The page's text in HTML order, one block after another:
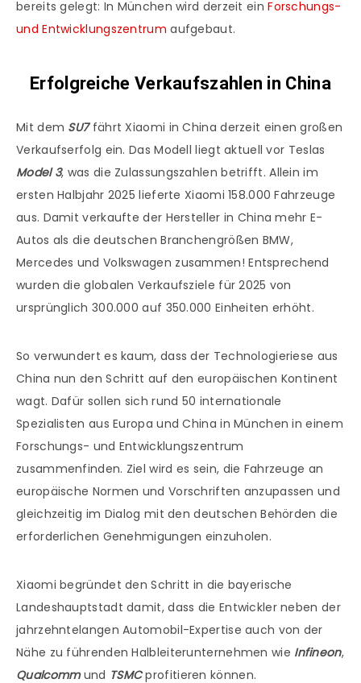
bereits gelegt: In München wird derzeit einForschungs-
und Entwicklungszentrum aufgebaut.
Erfolgreiche Verkaufszahlen in China
Mit dem SU7fährt Xiaomi in China derzeit einen großen
Verkaufserfolg ein. Das Modell liegt aktuell vor Teslas
Model 3, was die Zulassungszahlen betrifft. Allein im
ersten Halbjahr 2025 lieferte Xiaomi 158.000 Fahrzeuge
aus. Damit verkaufte der Hersteller in China mehr E-
Autos als die deutschen Branchengrößen BMW,
Mercedes und Volkswagen zusammen! Entsprechend
wurden die globalen Verkaufsziele für 2025 von
ursprünglich 300.000 auf 350.000 Einheiten erhöht.
So verwundert es kaum, dass der Technologieriese aus
China nun den Schritt auf den europäischen Kontinent
wagt. Dafür sollen sich rund 50 internationale
Spezialisten aus Europa und China in München in einem
Forschungs- und Entwicklungszentrum
zusammenfinden. Ziel wird es sein, die Fahrzeuge an
europäische Normen und Vorschriften anzupassen und
gleichzeitig im Dialog mit den deutschen Behörden die
erforderlichen Genehmigungen einzuholen.
Xiaomi begründet den Schritt in die bayerische
Landeshauptstadt damit, dass die Entwickler neben der
jahrzehntelangen Automobil-Expertise auch von der
Nähe zu führenden Halbleiterunternehmen wie Infineon,
Qualcommund TSMCprofitieren können.